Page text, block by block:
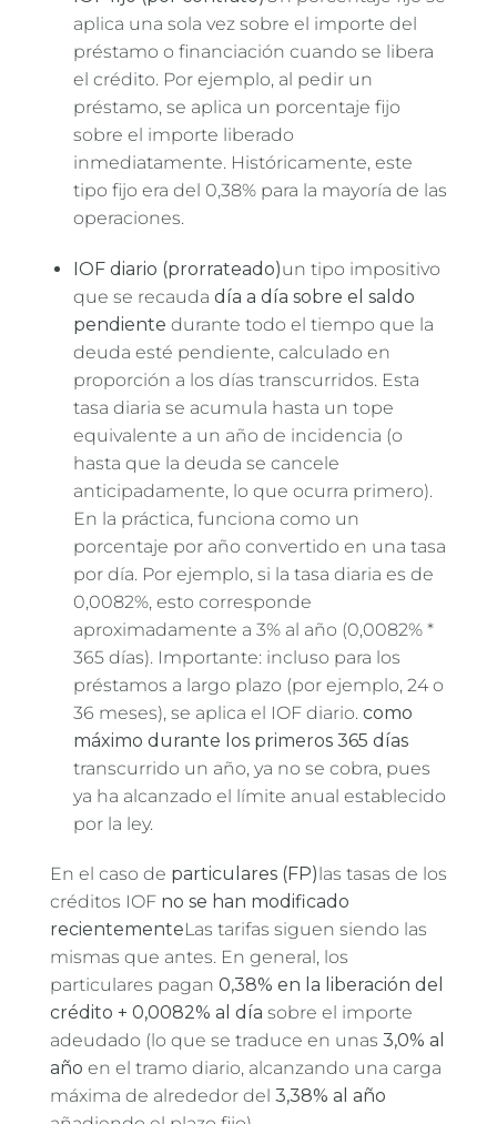
aplica una sola vez sobre el importe del
préstamo o financiación cuando se libera
el crédito. Por ejemplo, al pedir un
préstamo, se aplica un porcentaje fijo
sobre el importe liberado
inmediatamente. Históricamente, este
tipo fijo era del 0,38% para la mayoría de las
operaciones.
IOF diario (prorrateado)un tipo impositivo
que se recauda día a día sobre el saldo
pendiente durante todo el tiempo que la
deuda esté pendiente, calculado en
proporción a los días transcurridos. Esta
tasa diaria se acumula hasta un tope
equivalente a un año de incidencia (o
hasta que la deuda se cancele
anticipadamente, lo que ocurra primero).
En la práctica, funciona como un
porcentaje por año convertido en una tasa
por día. Por ejemplo, si la tasa diaria es de
0,0082%, esto corresponde
aproximadamente a 3% al año (0,0082% *
365 días). Importante: incluso para los
préstamos a largo plazo (por ejemplo, 24 o
36 meses), se aplica el IOF diario. como
máximo durante los primeros 365 días
transcurrido un año, ya no se cobra, pues
ya ha alcanzado el límite anual establecido
por la ley.
En el caso de particulares (FP) las tasas de los
créditos IOF no se han modificado
recientementeLas tarifas siguen siendo las
mismas que antes. En general, los
particulares pagan 0,38% en la liberación del
crédito + 0,0082% al día sobre el importe
adeudado (lo que se traduce en unas 3,0% al
año en el tramo diario, alcanzando una carga
máxima de alrededor del 3,38% al año